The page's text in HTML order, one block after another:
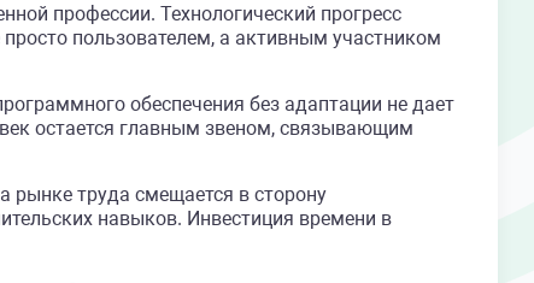
профессии. Технологический прогресс
пользователем, а активным участником
обеспечения без адаптации не дает
остается главным звеном, связывающим
рынке труда смещается в сторону
навыков. Инвестиция времени в